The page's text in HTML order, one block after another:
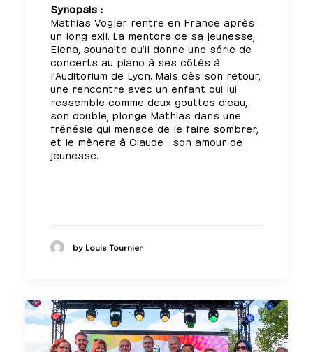
Synopsis :
Mathias Vogler rentre en France après
un long exil. La mentore de sa jeunesse,
Elena, souhaite qu’il donne une série de
concerts au piano à ses côtés à
l’Auditorium de Lyon. Mais dès son retour,
une rencontre avec un enfant qui lui
ressemble comme deux gouttes d’eau,
son double, plonge Mathias dans une
frénésie qui menace de le faire sombrer,
et le mènera à Claude : son amour de
jeunesse.
by Louis Tournier